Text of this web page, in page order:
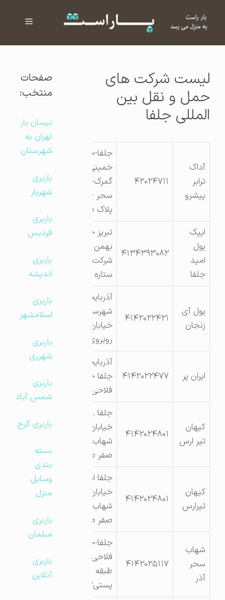
فهرست
لیست شرکت های
حمل و نقل بین
المللی جلفا
آداک
پیشرو
۴۲۰۲۴۷۱۱
جلفا-خیابان امام
خمینی -خیابان
گمرک-کوچه شهاب
سحر -طبقه یک-
پلاک صفر
ایپک
۴۱۳۴۳۹۳۰۸۲
بهمن روبه روی
شرکت نفت مجتمع
ستاره باران طبقه ۷
یول آی
زنجان
۴۱۴۲۰۲۲۴۲۱
آذربایجان شرقی،
شهرستان جلفا،
خیابان اسلام،
روبروی مدرسه ارس
ایران پر ۴۱۴۲۰۲۲۴۷۷
آذربایجان شرقی-
جلفا خیابان تیمسار
فلاحی
کیهان
تیر ارس
۴۱۴۲۰۲۴۸۰۱
جلفا . امام خمینی
خیابان گمرگ کوچه
شهاب سحر پلاک
صفر طبقه اول
کیهان
تیرارس
۴۱۴۲۰۲۴۸۰۱
جلفا امام خمینی
خیابان گمرک کوچه
شهاب سحر پلاک
صفر ط اول
شهاب
سحر
۴۱۴۲۰۲۵۱۱۷
جلفا-خیابان تیمسار
طبقه همکف-کد
پستی۵۴۴۱۷۳۴۱۷۳
صفحات
منتخب:
نیسان بار
تهران به
شهرستان
باربری
شهریار
باربری
فردیس
باربری
اندیشه
باربری
اسلامشهر
باربری
شهرری
باربری
شمس آباد
باربری کرج
بسته
بندی
وسایل
منزل
باربری
مبلمان
باربری
آنلاین